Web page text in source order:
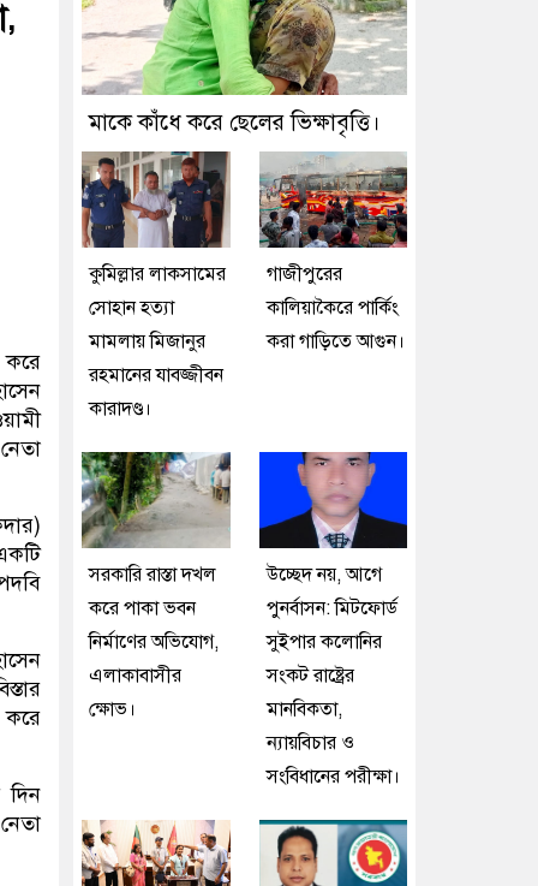
করে
করে
দিন
মাকে কাঁধে করে ছেলের ভিক্ষাবৃত্তি।
কুমিল্লার লাকসামের
সোহান হত্যা
মামলায় মিজানুর
রহমানের যাবজ্জীবন
কারাদণ্ড।
গাজীপুরের
কালিয়াকৈরে পার্কিং
করা গাড়িতে আগুন।
সরকারি রাস্তা দখল
করে পাকা ভবন
নির্মাণের অভিযোগ,
এলাকাবাসীর
ক্ষোভ।
উচ্ছেদ নয়, আগে
পুনর্বাসন: মিটফোর্ড
সুইপার কলোনির
সংকট রাষ্ট্রের
মানবিকতা,
ন্যায়বিচার ও
সংবিধানের পরীক্ষা।